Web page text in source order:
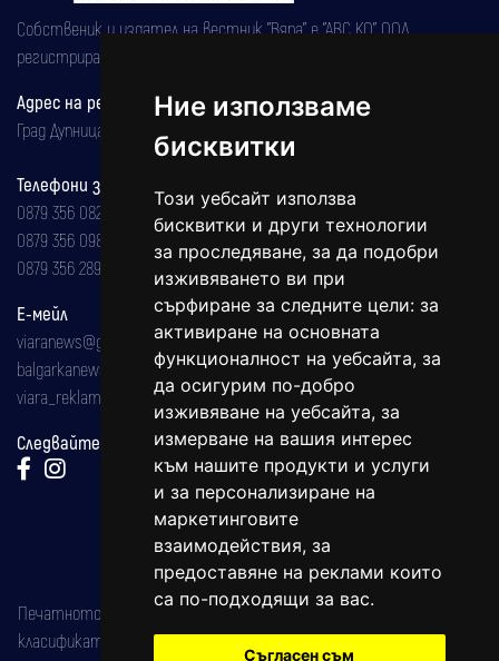
Ние използваме
бисквитки
Този уебсайт използва
бисквитки и други технологии
за проследяване, за да подобри
изживяването ви при
сърфиране за следните цели: за
активиране на основната
функционалност на уебсайта, за
да осигурим по-добро
изживяване на уебсайта, за
измерване на вашия интерес
към нашите продукти и услуги
и за персонализиране на
маркетинговите
взаимодействия, за
предоставяне на реклами които
са по-подходящи за вас.
Съгласен съм
Собственик и издател на вестник "Вяра" е "АВС КО" ООД,
регистрирана на 08.05.2002 година.
Адрес на редакцията
Град Дупница, ул.''Христо Ботев" 43
Телефони за реклама и абонаменти
0879 356 082
0879 356 098
0879 356 289
Е-мейл
viaranews@gmail.com
balgarkanews@gmail.com
viara_reklama@mail.bg
Следвайте ни:
Печатното издание на вестника е регистрирано в националния
класификатор на печатните издания (Българска национална